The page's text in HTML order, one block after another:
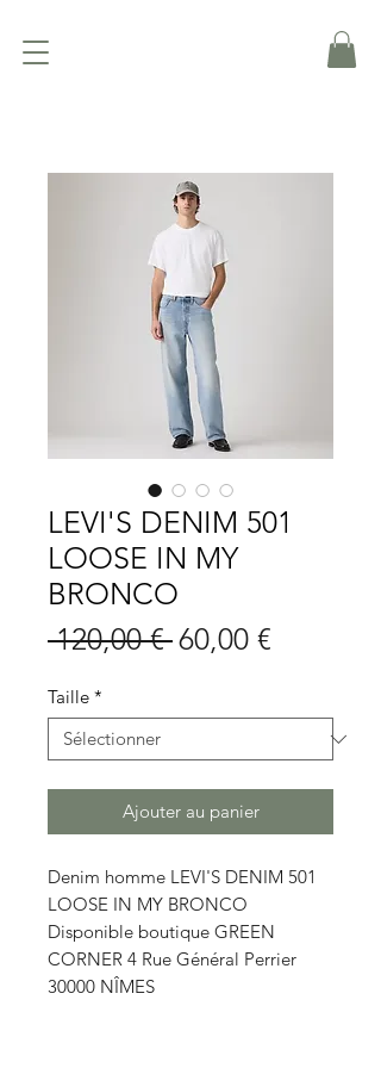
LEVI'S DENIM 501
LOOSE IN MY
BRONCO
120,00 € Prix
60,00 €
Taille *
Ajouter au panier
Denim homme LEVI'S DENIM 501
LOOSE IN MY BRONCO
Disponible boutique GREEN
CORNER 4 Rue Général Perrier
30000 NÎMES